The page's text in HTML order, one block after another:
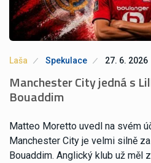
Laša Spekulace 27. 6. 2026
Manchester City jedná s
Bouaddim
Matteo Moretto uvedl na svém
Manchester City je velmi silně
Bouaddim. Anglický klub už měl